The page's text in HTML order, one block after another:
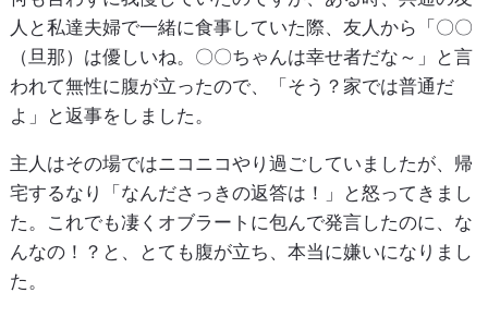
人と私達夫婦で一緒に食事していた際、友人から「〇〇
（旦那）は優しいね。〇〇ちゃんは幸せ者だな～」と言
われて無性に腹が立ったので、「そう？家では普通だ
よ」と返事をしました。
主人はその場ではニコニコやり過ごしていましたが、帰
宅するなり「なんださっきの返答は！」と怒ってきまし
た。これでも凄くオブラートに包んで発言したのに、な
んなの！？と、とても腹が立ち、本当に嫌いになりまし
た。